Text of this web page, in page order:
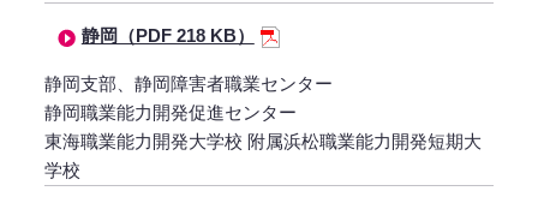
静岡（PDF 218 KB）
静岡支部、静岡障害者職業センター
静岡職業能力開発促進センター
東海職業能力開発大学校 附属浜松職業能力開発短期大
学校